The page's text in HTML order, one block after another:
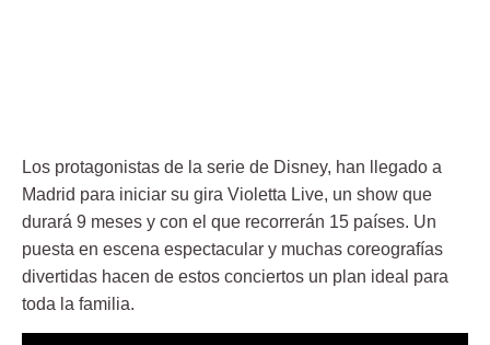
Los protagonistas de la serie de Disney, han llegado a
Madrid para iniciar su gira Violetta Live, un show que
durará 9 meses y con el que recorrerán 15 países. Un
puesta en escena espectacular y muchas coreografías
divertidas hacen de estos conciertos un plan ideal para
toda la familia.